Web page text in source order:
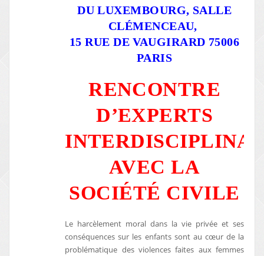
DU LUXEMBOURG, SALLE
CLÉMENCEAU,
15 RUE DE VAUGIRARD 75006
PARIS
RENCONTRE
D’EXPERTS
AVEC LA
SOCIÉTÉ CIVILE
Le harcèlement moral dans la vie privée et ses
conséquences sur les enfants sont au cœur de la
problématique des violences faites aux femmes